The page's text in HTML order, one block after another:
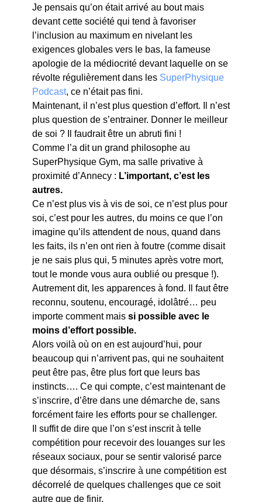
Je pensais qu’on était arrivé au bout mais
devant cette société qui tend à favoriser
l’inclusion au maximum en nivelant les
exigences globales vers le bas, la fameuse
apologie de la médiocrité devant laquelle on se
révolte régulièrement dans les SuperPhysique
Podcast, ce n’était pas fini.
Maintenant, il n’est plus question d’effort. Il n’est
plus question de s’entrainer. Donner le meilleur
de soi ? Il faudrait être un abruti fini !
Comme l’a dit un grand philosophe au
SuperPhysique Gym, ma salle privative à
proximité d’Annecy : L’important, c’est les
autres.
Ce n’est plus vis à vis de soi, ce n’est plus pour
soi, c’est pour les autres, du moins ce que l’on
imagine qu’ils attendent de nous, quand dans
les faits, ils n’en ont rien à foutre (comme disait
je ne sais plus qui, 5 minutes après votre mort,
tout le monde vous aura oublié ou presque !).
Autrement dit, les apparences à fond. Il faut être
reconnu, soutenu, encouragé, idolâtré… peu
importe comment mais si possible avec le
moins d’effort possible.
Alors voilà où on en est aujourd’hui, pour
beaucoup qui n’arrivent pas, qui ne souhaitent
peut être pas, être plus fort que leurs bas
instincts…. Ce qui compte, c’est maintenant de
s’inscrire, d’être dans une démarche de, sans
forcément faire les efforts pour se challenger.
Il suffit de dire que l’on s’est inscrit à telle
compétition pour recevoir des louanges sur les
réseaux sociaux, pour se sentir valorisé parce
que désormais, s’inscrire à une compétition est
décorrelé de quelques challenges que ce soit
autre que de finir.